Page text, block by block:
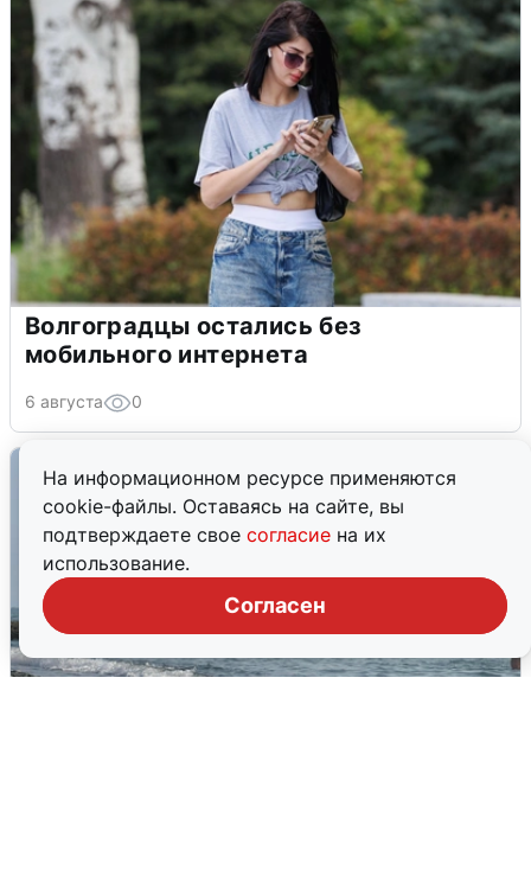
На информационном ресурсе применяются
cookie-файлы. Оставаясь на сайте, вы
подтверждаете свое согласие на их
использование.
Согласен
Волгоградцы остались без
мобильного интернета
6 августа 0